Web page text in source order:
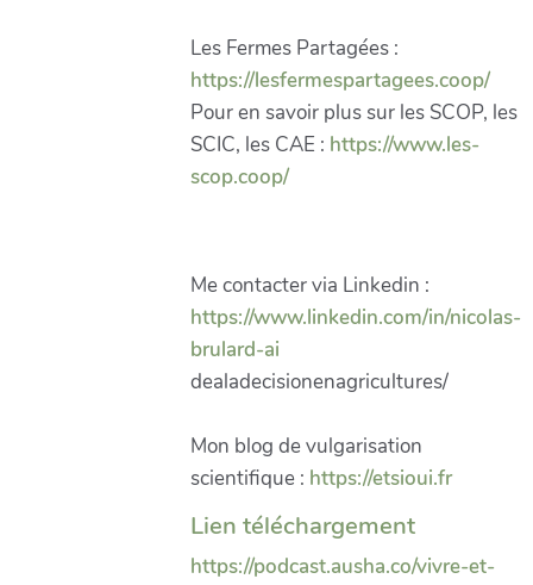
Les Fermes Partagées :
https://lesfermespartagees.coop/
Pour en savoir plus sur les SCOP, les
SCIC, les CAE : https://www.les-
scop.coop/
Me contacter via Linkedin :
https://www.linkedin.com/in/nicolas-
brulard-ai
dealadecisionenagricultures/
Mon blog de vulgarisation
scientifique : https://etsioui.fr
Lien téléchargement
https://podcast.ausha.co/vivre-et-